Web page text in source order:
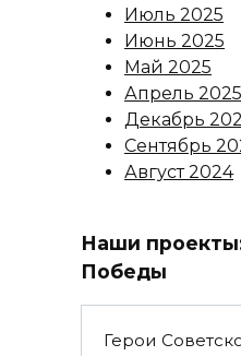
Июль 2025
Июнь 2025
Май 2025
Апрель 2025
Декабрь
Сентябрь
Август 2024
Наши
Победы
Герои